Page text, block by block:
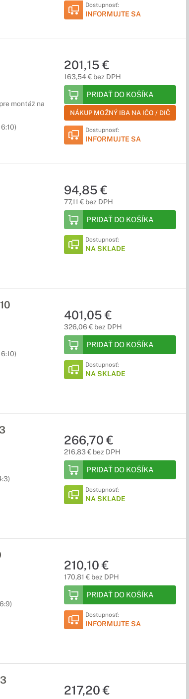
Dostupnosť:
INFORMUJTE SA
montáž na
201,15 €
163,54 € bez DPH
PRIDAŤ DO KOŠÍKA
NÁKUP MOŽNÝ IBA NA IČO / DIČ
Dostupnosť:
INFORMUJTE SA
94,85 €
77,11 € bez DPH
PRIDAŤ DO KOŠÍKA
Dostupnosť:
NA SKLADE
401,05 €
326,06 € bez DPH
PRIDAŤ DO KOŠÍKA
Dostupnosť:
NA SKLADE
266,70 €
216,83 € bez DPH
PRIDAŤ DO KOŠÍKA
Dostupnosť:
NA SKLADE
210,10 €
170,81 € bez DPH
PRIDAŤ DO KOŠÍKA
Dostupnosť:
INFORMUJTE SA
217,20 €